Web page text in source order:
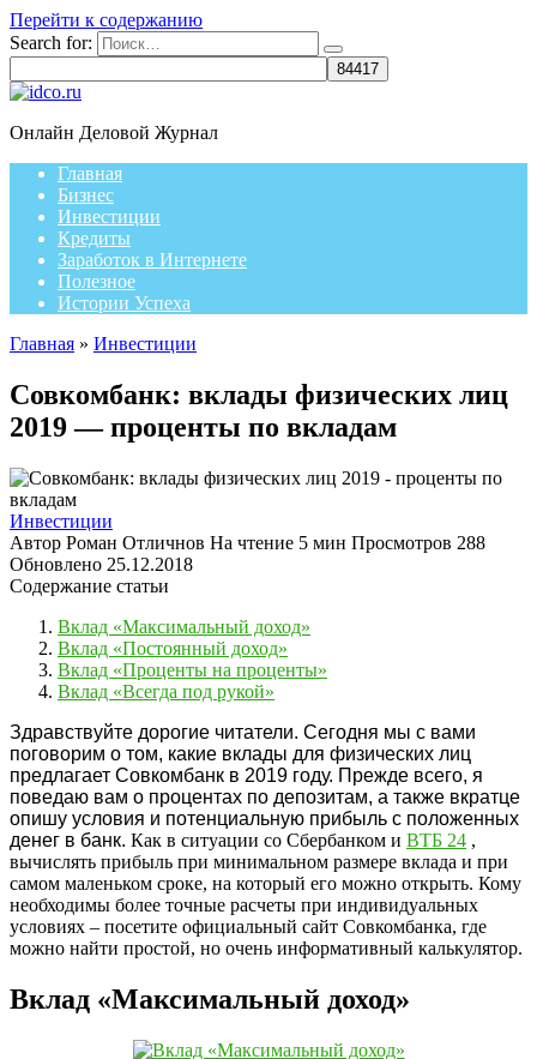
Перейти к содержанию
Search for:
Онлайн Деловой Журнал
Главная
Бизнес
Инвестиции
Кредиты
Заработок в Интернете
Полезное
Истории Успеха
Главная » Инвестиции
Совкомбанк: вклады физических лиц
2019 — проценты по вкладам
Инвестиции
Автор Роман Отличнов На чтение 5 мин Просмотров 288
Обновлено 25.12.2018
Содержание статьи
Вклад «Максимальный доход»
Вклад «Постоянный доход»
Вклад «Проценты на проценты»
Вклад «Всегда под рукой»
Здравствуйте дорогие читатели. Сегодня мы с вами
поговорим о том, какие вклады для физических лиц
предлагает Совкомбанк в 2019 году. Прежде всего, я
поведаю вам о процентах по депозитам, а также вкратце
опишу условия и потенциальную прибыль с положенных
денег в банк. Как в ситуации со Сбербанком и ВТБ 24 ,
вычислять прибыль при минимальном размере вклада и при
самом маленьком сроке, на который его можно открыть. Кому
необходимы более точные расчеты при индивидуальных
условиях – посетите официальный сайт Совкомбанка, где
можно найти простой, но очень информативный калькулятор.
Вклад «Максимальный доход»